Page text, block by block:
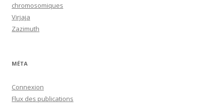
chromosomiques
Virjaja
Zazimuth
MÉTA
Connexion
Flux des publications